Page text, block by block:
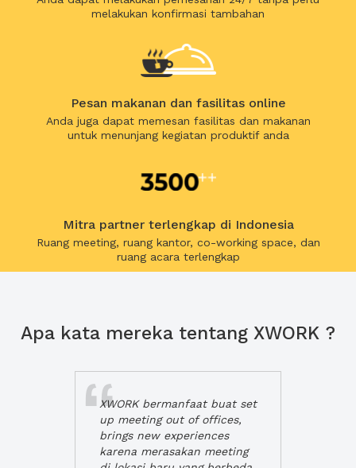
melakukan konfirmasi tambahan
Pesan makanan dan fasilitas online
Anda juga dapat memesan fasilitas dan makanan
untuk menunjang kegiatan produktif anda
Mitra partner terlengkap di Indonesia
Ruang meeting, ruang kantor, co-working space, dan
ruang acara terlengkap
Apa kata mereka tentang XWORK ?
XWORK bermanfaat buat set
up meeting out of offices,
brings new experiences
karena merasakan meeting